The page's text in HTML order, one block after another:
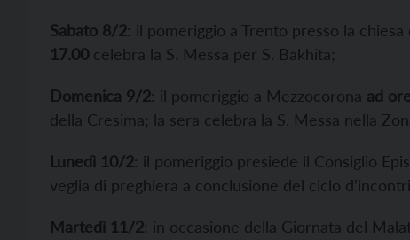
Sabato 8/2: il pomeriggio a Trento presso la
17.00 celebra la S. Messa per S. Bakhita;
Domenica 9/2: il pomeriggio a Mezzocorona ad
della Cresima; la sera celebra la S. Messa nella
Lunedì 10/2: il pomeriggio presiede il Consiglio
veglia di preghiera a conclusione del ciclo
Martedì 11/2: in occasione della Giornata del